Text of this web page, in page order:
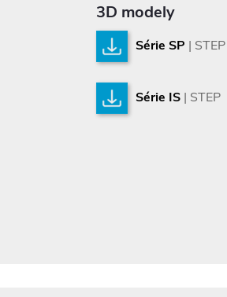
3D modely
Série SP | STEP
Série IS| STEP